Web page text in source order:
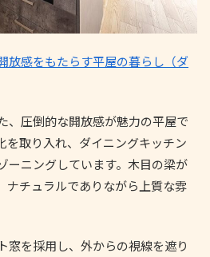
放感をもたらす平屋の暮らし（ダ
、圧倒的な開放感が魅力の平屋で
を取り入れ、ダイニングキッチン
ーニングしています。木目の梁が
ナチュラルでありながら上質な雰
窓を採用し、外からの視線を遮り